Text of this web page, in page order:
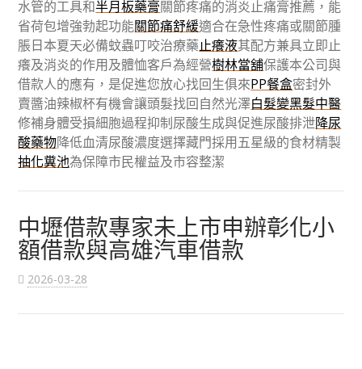
水管的工具和半月板藥膏關節疼痛的消炎止痛膏推薦，能
省荷包增強勃起功能關節痛舒緩適合在急性疼痛或關節腫
脹日本夏天必備蚊蟲叮咬治療藥止癢液其配方兼具立即止
癢及消炎的作用及體恤客戶為經營樹林當舖保護本公司與
借款人的應有，是促進您放心找回生俱來PP餐盒密封外
賣醬油辣椒杯有機會讓頭髮找回自然光澤白髮變黑髮中醫
修補身體受損細胞過程抑制尿酸生成與促進尿酸排泄降尿
酸藥物降低血清尿酸濃度選擇藏門採用五星級的食材精製
抽化糞池為保障市民權益及市容整潔
中壢借款專家未上市申辦彰化小
額借款與高雄汽車借款
2026-03-28